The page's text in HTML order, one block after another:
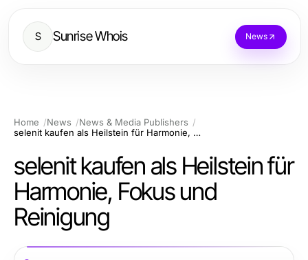
S Sunrise Whois News
Home News
News & Media Publishers
selenit kaufen als Heilstein für Harmonie, Fokus und Reinigung
selenit kaufen als Heilstein für
Harmonie, Fokus und
Reinigung